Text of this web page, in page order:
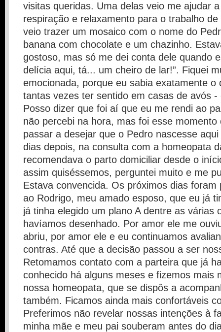
visitas queridas. Uma delas veio me ajudar
respiração e relaxamento para o trabalho
veio trazer um mosaico com o nome do
banana com chocolate e um chazinho.
gostoso, mas só me dei conta dele quando
delícia aqui, tá... um cheiro de lar!”. Fiquei
emocionada, porque eu sabia exatamente o
tantas vezes ter sentido em casas de avós
Posso dizer que foi aí que eu me rendi ao
não percebi na hora, mas foi esse momento
passar a desejar que o Pedro nascesse
dias depois, na consulta com a homeopata
recomendava o parto domiciliar desde o
assim quiséssemos, perguntei muito e me
Estava convencida. Os próximos dias foram
ao Rodrigo, meu amado esposo, que eu já
já tinha elegido um plano A dentre as várias
havíamos desenhado. Por amor ele me
abriu, por amor ele e eu continuamos
contras. Até que a decisão passou a ser
Retomamos contato com a parteira que já
conhecido há alguns meses e fizemos mais
nossa homeopata, que se dispôs a
também. Ficamos ainda mais confortáveis
Preferimos não revelar nossas intenções à
minha mãe e meu pai souberam antes do